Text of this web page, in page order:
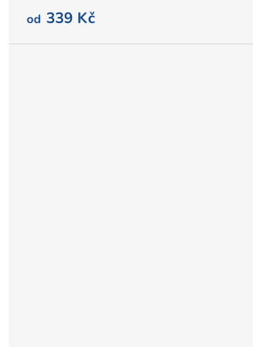
hvězdiček.
od 339 Kč